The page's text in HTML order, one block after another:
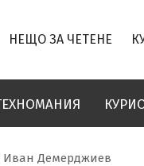
НЕЩО ЗА ЧЕТЕНЕ
Иван Демерджиев